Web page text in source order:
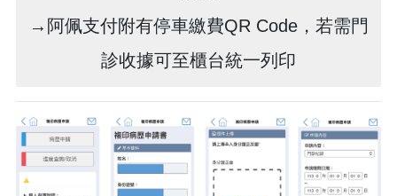
→阿佩支付附有停車繳費QR Code，若需門
診收據可至櫃台統一列印